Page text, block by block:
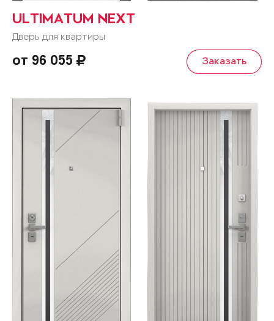
ULTIMATUM NEXT
Дверь для квартиры
от 96 055 Заказать